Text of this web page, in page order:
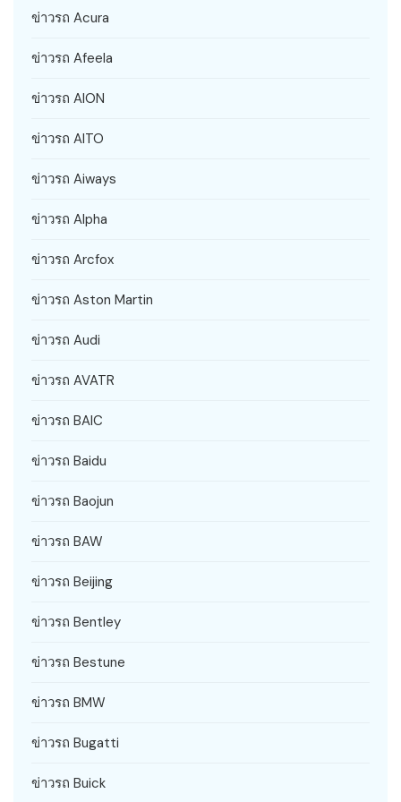
ข่าวรถ Acura
ข่าวรถ Afeela
ข่าวรถ AION
ข่าวรถ AITO
ข่าวรถ Aiways
ข่าวรถ Alpha
ข่าวรถ Arcfox
ข่าวรถ Aston Martin
ข่าวรถ Audi
ข่าวรถ AVATR
ข่าวรถ BAIC
ข่าวรถ Baidu
ข่าวรถ Baojun
ข่าวรถ BAW
ข่าวรถ Beijing
ข่าวรถ Bentley
ข่าวรถ Bestune
ข่าวรถ BMW
ข่าวรถ Bugatti
ข่าวรถ Buick